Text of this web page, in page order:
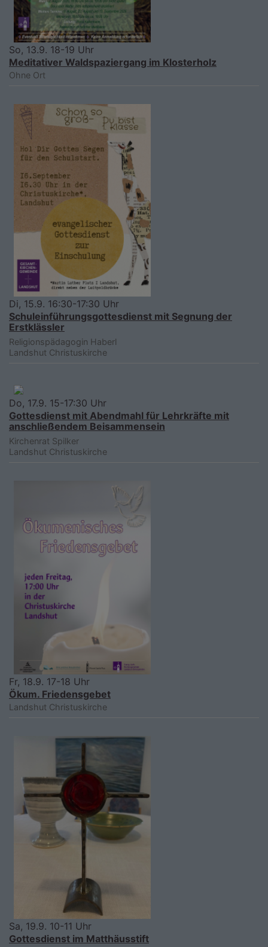
So, 13.9. 18-19 Uhr
Meditativer Waldspaziergang im Klosterholz
Ohne Ort
Di, 15.9. 16:30-17:30 Uhr
Schuleinführungsgottesdienst mit Segnung der
Erstklässler
Religionspädagogin Haberl
Landshut Christuskirche
Do, 17.9. 15-17:30 Uhr
Gottesdienst mit Abendmahl für Lehrkräfte mit
anschließendem Beisammensein
Kirchenrat Spilker
Landshut Christuskirche
Fr, 18.9. 17-18 Uhr
Ökum. Friedensgebet
Landshut Christuskirche
Sa, 19.9. 10-11 Uhr
Gottesdienst im Matthäusstift